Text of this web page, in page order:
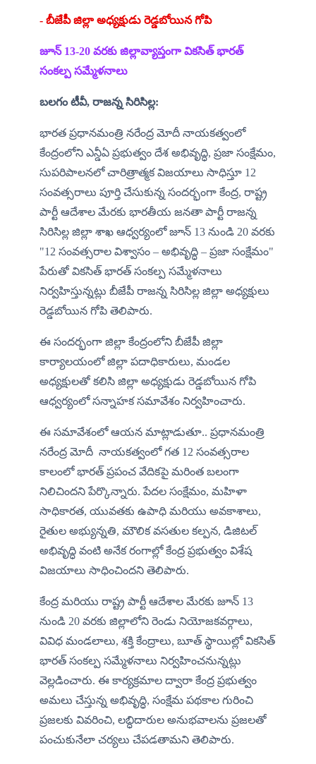
‌‌- బీజేపీ జిల్లా అధ్యక్షుడు రెడ్డబోయిన గోపి
జూన్ 13-20 వరకు జిల్లావ్యాప్తంగా వికసిత్ భారత్
సంకల్ప సమ్మేళనాలు
బలగం టీవీ, రాజన్న సిరిసిల్ల:
భారత ప్రధానమంత్రి నరేంద్ర మోదీ నాయకత్వంలో
కేంద్రంలోని ఎన్డీఏ ప్రభుత్వం దేశ అభివృద్ధి, ప్రజా సంక్షేమం,
సుపరిపాలనలో చారిత్రాత్మక విజయాలు సాధిస్తూ 12
సంవత్సరాలు పూర్తి చేసుకున్న సందర్భంగా కేంద్ర, రాష్ట్ర
పార్టీ ఆదేశాల మేరకు భారతీయ జనతా పార్టీ రాజన్న
సిరిసిల్ల జిల్లా శాఖ ఆధ్వర్యంలో జూన్ 13 నుండి 20 వరకు
"12 సంవత్సరాల విశ్వాసం – అభివృద్ధి – ప్రజా సంక్షేమం"
పేరుతో వికసిత్ భారత్ సంకల్ప సమ్మేళనాలు
నిర్వహిస్తున్నట్లు బీజేపీ రాజన్న సిరిసిల్ల జిల్లా అధ్యక్షులు
రెడ్డబోయిన గోపి తెలిపారు.
ఈ సందర్భంగా జిల్లా కేంద్రంలోని బీజేపీ జిల్లా
కార్యాలయంలో జిల్లా పదాధికారులు, మండల
అధ్యక్షులతో కలిసి జిల్లా అధ్యక్షుడు రెడ్డబోయిన గోపి
ఆధ్వర్యంలో సన్నాహక సమావేశం నిర్వహించారు.
ఈ సమావేశంలో ఆయన మాట్లాడుతూ.. ప్రధానమంత్రి
నరేంద్ర మోదీ  నాయకత్వంలో గత 12 సంవత్సరాల
కాలంలో భారత్ ప్రపంచ వేదికపై మరింత బలంగా
నిలిచిందని పేర్కొన్నారు. పేదల సంక్షేమం, మహిళా
సాధికారత, యువతకు ఉపాధి మరియు అవకాశాలు,
రైతుల అభ్యున్నతి, మౌలిక వసతుల కల్పన, డిజిటల్
అభివృద్ధి వంటి అనేక రంగాల్లో కేంద్ర ప్రభుత్వం విశేష
విజయాలు సాధించిందని తెలిపారు.
కేంద్ర మరియు రాష్ట్ర పార్టీ ఆదేశాల మేరకు జూన్ 13
నుండి 20 వరకు జిల్లాలోని రెండు నియోజకవర్గాలు,
వివిధ మండలాలు, శక్తి కేంద్రాలు, బూత్ స్థాయిల్లో వికసిత్
భారత్ సంకల్ప సమ్మేళనాలు నిర్వహించనున్నట్లు
వెల్లడించారు. ఈ కార్యక్రమాల ద్వారా కేంద్ర ప్రభుత్వం
అమలు చేస్తున్న అభివృద్ధి, సంక్షేమ పథకాల గురించి
ప్రజలకు వివరించి, లబ్ధిదారుల అనుభవాలను ప్రజలతో
పంచుకునేలా చర్యలు చేపడతామని తెలిపారు.